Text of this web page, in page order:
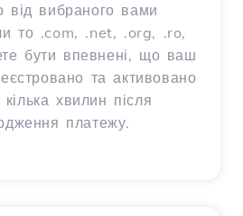
від вибраного вами
то .com, .net, .org, .ro,
бути впевнені, що ваш
та активовано
хвилин після
платежу.